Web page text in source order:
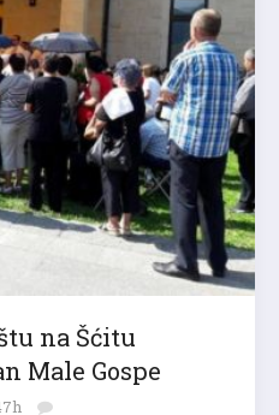
na Šćitu
Male Gospe